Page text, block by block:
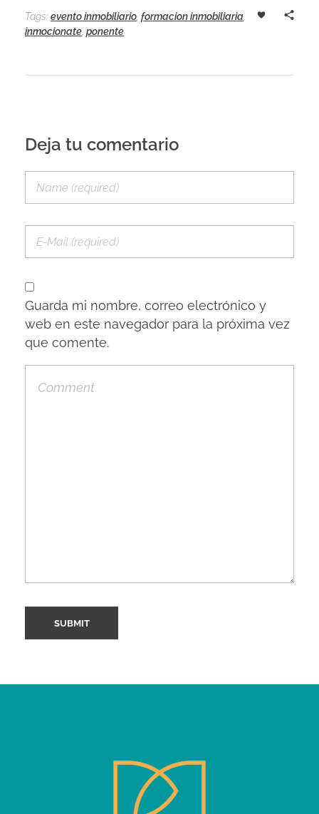
Tags: evento inmobiliario, formacion inmobiliaria,
inmocionate, ponente
Deja tu comentario
Guarda mi nombre, correo electrónico y
web en este navegador para la próxima vez
que comente.